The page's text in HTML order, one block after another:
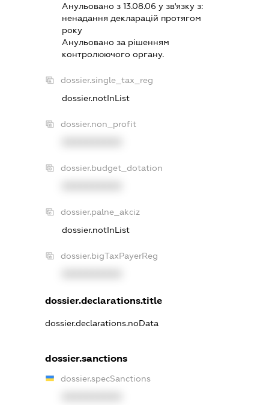
Анульовано з 13.08.06 у зв'язку з:
ненадання декларацiй протягом
року
Анульовано за рiшенням
контролюючого органу.
dossier.single_tax_reg
dossier.notInList
dossier.non_profit
dossier.budget_dotation
dossier.palne_akciz
dossier.notInList
dossier.bigTaxPayerReg
dossier.declarations.title
dossier.declarations.noData
dossier.sanctions
dossier.specSanctions